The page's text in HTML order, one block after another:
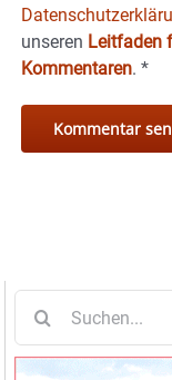
unseren Leitfaden
Kommentaren. *
nach: